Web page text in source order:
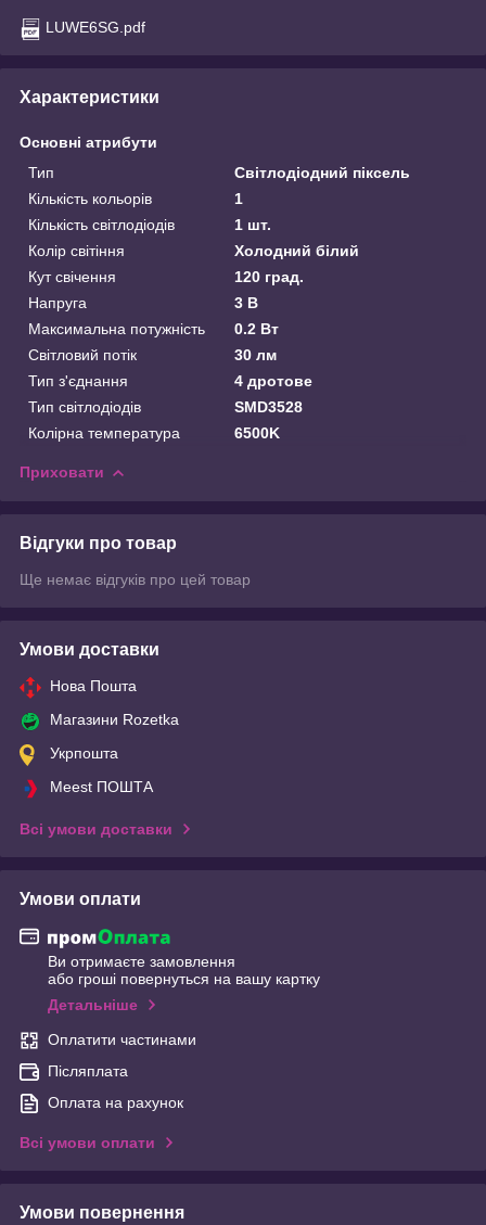
LUWE6SG.pdf
Характеристики
Основні атрибути
Тип
Світлодіодний піксель
Кількість кольорів
1
Кількість світлодіодів
1 шт.
Колір світіння
Холодний білий
Кут свічення
120 град.
Напруга
3 В
Максимальна потужність
0.2 Вт
Світловий потік
30 лм
Тип з'єднання
4 дротове
Тип світлодіодів
SMD3528
Колірна температура
6500K
Приховати
Відгуки про товар
Ще немає відгуків про цей товар
Умови доставки
Нова Пошта
Магазини Rozetka
Укрпошта
Meest ПОШТА
Всі умови доставки
Умови оплати
Ви отримаєте замовлення
або гроші повернуться на вашу картку
Детальніше
Оплатити частинами
Післяплата
Оплата на рахунок
Всі умови оплати
Умови повернення